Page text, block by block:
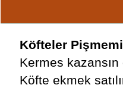
Köfteler
Kermes kazansın
Köfte ekmek